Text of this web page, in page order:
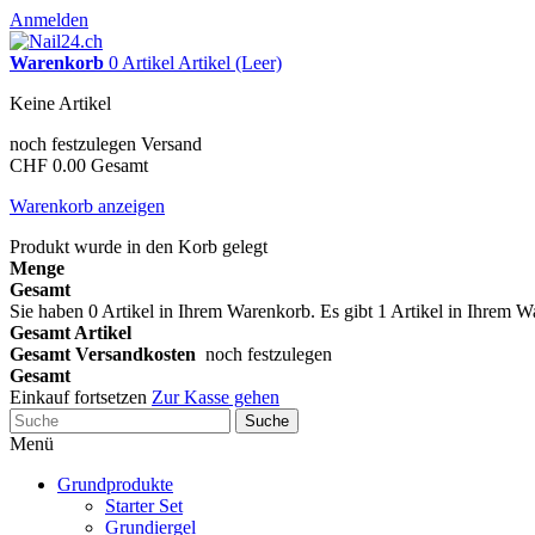
Anmelden
Warenkorb 0 Artikel Artikel (Leer)
Keine Artikel
noch festzulegen Versand
CHF 0.00 Gesamt
Warenkorb anzeigen
Produkt wurde in den Korb gelegt
Menge
Gesamt
Sie haben 0 Artikel in Ihrem Warenkorb. Es gibt 1 Artikel in Ihrem
Gesamt Artikel
Gesamt Versandkosten noch festzulegen
Gesamt
Einkauf fortsetzen Zur Kasse gehen
Suche
Menü
Grundprodukte
Starter Set
Grundiergel